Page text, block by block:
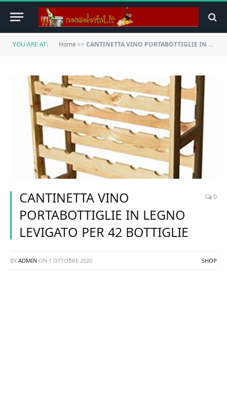
YOU ARE AT: Home >> CANTINETTA VINO PORTABOTTIGLIE IN LEGNO LEVIGATO PER 42 BOTTIGLIE
CANTINETTA VINO
PORTABOTTIGLIE IN LEGNO
LEVIGATO PER 42 BOTTIGLIE
0
BY ADMIN ON 1 OTTOBRE 2020 SHOP